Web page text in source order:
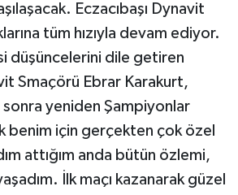
Eczacıbaşı Dynavit
tüm hızıyla devam ediyor.
düşüncelerini dile getiren
Smaçörü Ebrar Karakurt,
yeniden Şampiyonlar
benim için gerçekten çok özel
attığım anda bütün özlemi,
İlk maçı kazanarak güzel